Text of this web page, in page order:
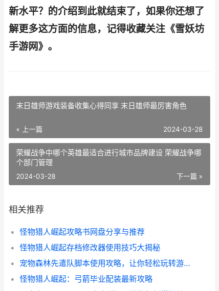
新水平？的介绍到此就结束了，如果你还想了
解更多这方面的信息，记得收藏关注《雪妖坊
手游网》。
末日雄师游戏装备收集心得同享 末日雄师最厉害角色
« 上一篇 2024-03-28
荣耀战争中哪个英雄最适合进行城市品牌建设 荣耀战争哪
个部门管理
下一篇 »
2024-03-28
相关推荐
怪物猎人崛起攻略书网盘分享与推荐
怪物猎人崛起存档修改器使用技巧大揭秘
宠物森林先遣队脚本使用攻略，让你轻松玩转游戏！
怪物猎人崛起：弓箭毕业配装最新攻略